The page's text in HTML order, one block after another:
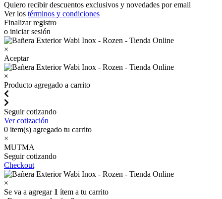
Quiero recibir descuentos exclusivos y novedades por email
Ver los términos y condiciones
Finalizar registro
o iniciar sesión
×
Aceptar
×
Producto agregado a carrito
Seguir cotizando
Ver cotización
0 item(s) agregado tu carrito
×
MUTMA
Seguir cotizando
Checkout
×
Se va a agregar 1 ítem a tu carrito